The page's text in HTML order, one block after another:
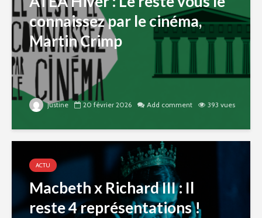
connaissez par le cinéma,
Martin Crimp
justine 20 février 2026 Add comment 393 vues
ACTU
Macbeth x Richard III : Il
reste 4 représentations !